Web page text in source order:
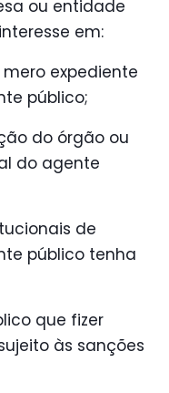
ou entidade
em:
expediente
público;
do órgão ou
do agente
de
público tenha
que fizer
às sanções